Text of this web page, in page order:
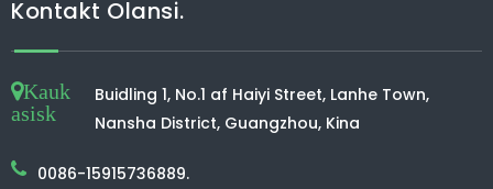
Kontakt Olansi.
Kauk
asisk
Buidling 1, No.1 af Haiyi Street, Lanhe Town,
Nansha District, Guangzhou, Kina
0086-15915736889.